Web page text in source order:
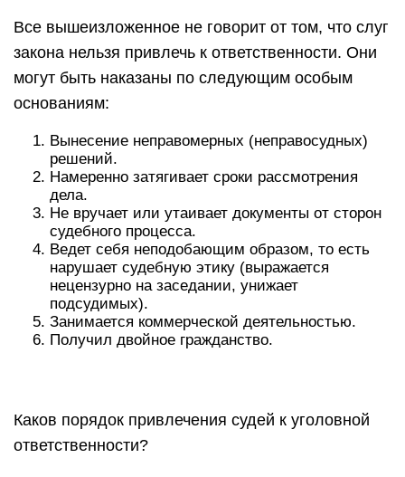
Все вышеизложенное не говорит от том, что слуг
закона нельзя привлечь к ответственности. Они
могут быть наказаны по следующим особым
основаниям:
Вынесение неправомерных (неправосудных)
решений.
Намеренно затягивает сроки рассмотрения
дела.
Не вручает или утаивает документы от сторон
судебного процесса.
Ведет себя неподобающим образом, то есть
нарушает судебную этику (выражается
нецензурно на заседании, унижает
подсудимых).
Занимается коммерческой деятельностью.
Получил двойное гражданство.
Каков порядок привлечения судей к уголовной
ответственности?